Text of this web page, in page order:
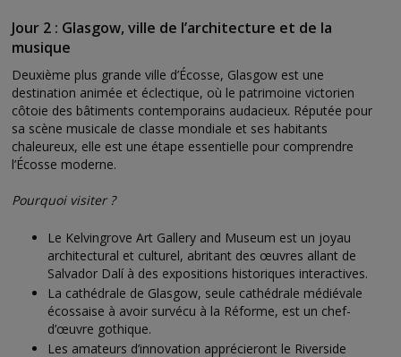
Jour 2 : Glasgow, ville de l’architecture et de la
musique
Deuxième plus grande ville d’Écosse, Glasgow est une
destination animée et éclectique, où le patrimoine victorien
côtoie des bâtiments contemporains audacieux. Réputée pour
sa scène musicale de classe mondiale et ses habitants
chaleureux, elle est une étape essentielle pour comprendre
l’Écosse moderne.
Pourquoi visiter ?
Le Kelvingrove Art Gallery and Museum est un joyau
architectural et culturel, abritant des œuvres allant de
Salvador Dalí à des expositions historiques interactives.
La cathédrale de Glasgow, seule cathédrale médiévale
écossaise à avoir survécu à la Réforme, est un chef-
d’œuvre gothique.
Les amateurs d’innovation apprécieront le Riverside